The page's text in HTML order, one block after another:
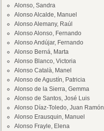
Alonso, Sandra
Alonso Alcalde, Manuel
Alonso Alemany, Raúl
Alonso Alonso, Fernando
Alonso Andújar, Fernando
Alonso Berná, Marta
Alonso Blanco, Victoria
Alonso Català, Manel
Alonso de Agustín, Patricia
Alonso de la Sierra, Gemma
Alonso de Santos, José Luis
Alonso Díaz-Toledo, Juan Ramón
Alonso Erausquin, Manuel
Alonso Frayle, Elena